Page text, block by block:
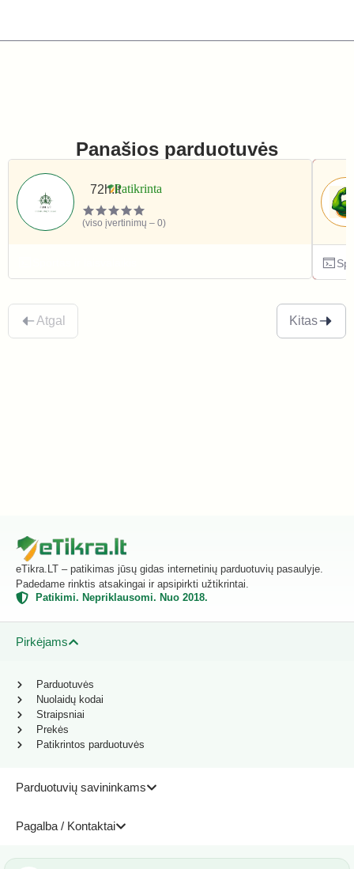
Panašios parduotuvės
72h.lt
(viso įvertinimų – 0)
Atgal Kitas
eTikra.LT – patikimas jūsų gidas internetinių parduotuvių pasaulyje.
Padedame rinktis atsakingai ir apsipirkti užtikrintai.
Patikimi. Nepriklausomi. Nuo 2018.
Pirkėjams
Parduotuvių savininkams
Pagalba / Kontaktai
Parduotuvės
Nuolaidų kodai
Straipsniai
Prekės
Patikrintos parduotuvės